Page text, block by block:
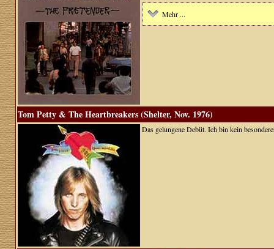
Mehr ...
Tom Petty & The Heartbreakers (Shelter, Nov. 1976)
Das gelungene Debüt. Ich bin kein